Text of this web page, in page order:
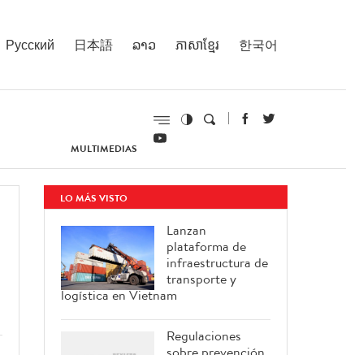
Русский 日本語 ລາວ ភាសាខ្មែរ 한국어
MULTIMEDIAS
LO MÁS VISTO
Lanzan
plataforma de
infraestructura de
transporte y
logística en Vietnam
Regulaciones